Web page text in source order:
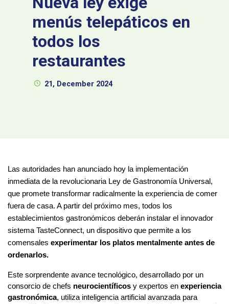
menús telepáticos en
todos los
restaurantes
21, December 2024
Las autoridades han anunciado hoy la implementación
inmediata de la revolucionaria Ley de Gastronomía Universal,
que promete transformar radicalmente la experiencia de comer
fuera de casa. A partir del próximo mes, todos los
establecimientos gastronómicos deberán instalar el innovador
sistema TasteConnect, un dispositivo que permite a los
comensales experimentar los platos mentalmente antes de
ordenarlos.
Este sorprendente avance tecnológico, desarrollado por un
consorcio de chefs neurocientíficos y expertos en experiencia
gastronómica, utiliza inteligencia artificial avanzada para